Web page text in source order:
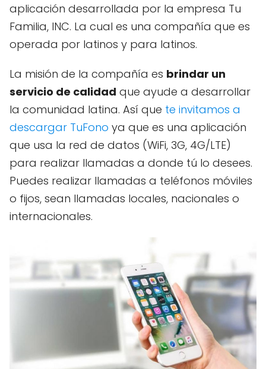
aplicación desarrollada por la empresa Tu
Familia, INC. La cual es una compañía que es
operada por latinos y para latinos.
La misión de la compañía es brindar un
servicio de calidad que ayude a desarrollar
la comunidad latina. Así que te invitamos a
descargar TuFono ya que es una aplicación
que usa la red de datos (WiFi, 3G, 4G/LTE)
para realizar llamadas a donde tú lo desees.
Puedes realizar llamadas a teléfonos móviles
o fijos, sean llamadas locales, nacionales o
internacionales.